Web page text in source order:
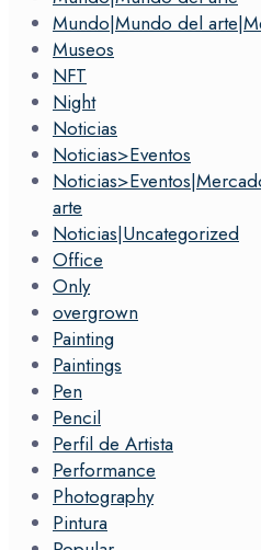
Mundo|Mundo del
Museos
NFT
Night
Noticias
Noticias>Eventos
arte
Noticias|Uncategorized
Office
Only
overgrown
Painting
Paintings
Pen
Pencil
Perfil de Artista
Performance
Photography
Pintura